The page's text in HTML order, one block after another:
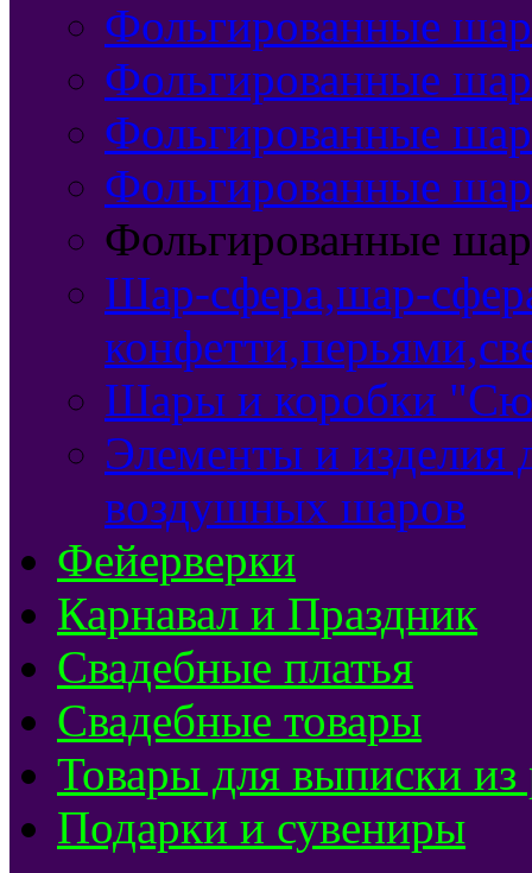
Фольгированные
Фольгированные
Фольгированные
Фольгированные
Фольгированные
Шар-сфера,шар-
Шары и коробки
Элементы и
воздушных шаров
Фейерверки
Карнавал и Праздник
Свадебные платья
Свадебные товары
Товары для выписки из
Подарки и сувениры